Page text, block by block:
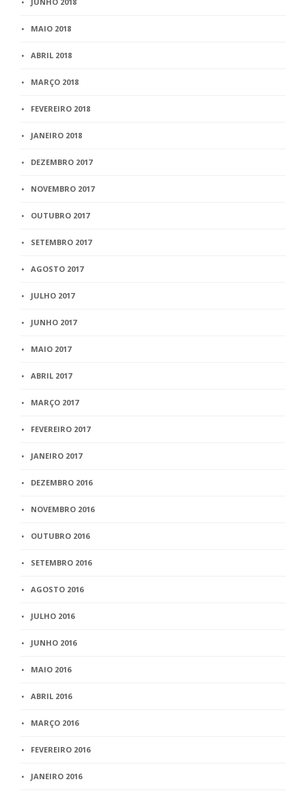
MAIO 2018
ABRIL 2018
MARÇO 2018
FEVEREIRO 2018
JANEIRO 2018
DEZEMBRO 2017
NOVEMBRO 2017
OUTUBRO 2017
SETEMBRO 2017
AGOSTO 2017
JULHO 2017
JUNHO 2017
MAIO 2017
ABRIL 2017
MARÇO 2017
FEVEREIRO 2017
JANEIRO 2017
DEZEMBRO 2016
NOVEMBRO 2016
OUTUBRO 2016
SETEMBRO 2016
AGOSTO 2016
JULHO 2016
JUNHO 2016
MAIO 2016
ABRIL 2016
MARÇO 2016
FEVEREIRO 2016
JANEIRO 2016